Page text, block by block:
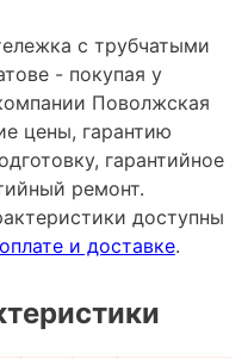
с трубчатыми
- покупая у
Поволжская
цены, гарантию
гарантийное
ремонт.
доступны
оплате и доставке.